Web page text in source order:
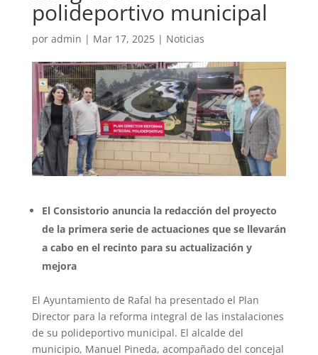
polideportivo municipal
por admin | Mar 17, 2025| Noticias
El Consistorio anuncia la redacción del proyecto
de la primera serie de actuaciones que se llevarán
a cabo en el recinto para su actualización y
mejora
El Ayuntamiento de Rafal ha presentado el Plan
Director para la reforma integral de las instalaciones
de su polideportivo municipal. El alcalde del
municipio, Manuel Pineda, acompañado del concejal